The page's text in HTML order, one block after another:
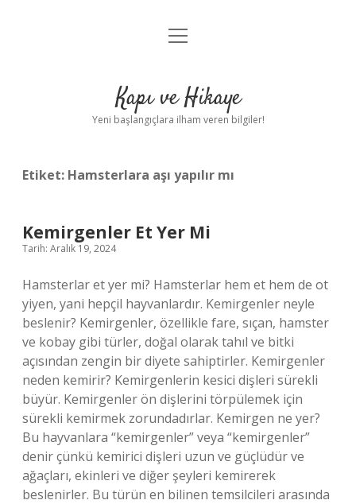
Anasayfa
Yasal Uyarı
menüyü
Kapı ve Hikaye
Yeni başlangıçlara ilham veren bilgiler!
Etiket: Hamsterlara aşı yapılır mı
Kemirgenler Et Yer Mi
Tarih: Aralık 19, 2024
Hamsterlar et yer mi? Hamsterlar hem et hem de ot
yiyen, yani hepçil hayvanlardır. Kemirgenler neyle
beslenir? Kemirgenler, özellikle fare, sıçan, hamster
ve kobay gibi türler, doğal olarak tahıl ve bitki
açısından zengin bir diyete sahiptirler. Kemirgenler
neden kemirir? Kemirgenlerin kesici dişleri sürekli
büyür. Kemirgenler ön dişlerini törpülemek için
sürekli kemirmek zorundadırlar. Kemirgen ne yer?
Bu hayvanlara “kemirgenler” veya “kemirgenler”
denir çünkü kemirici dişleri uzun ve güçlüdür ve
ağaçları, ekinleri ve diğer şeyleri kemirerek
beslenirler. Bu türün en bilinen temsilcileri arasında